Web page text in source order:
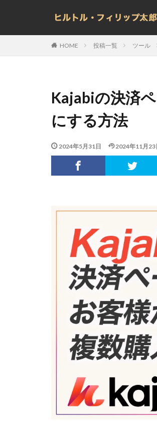
HOME 投稿一覧 ツール
Kajabiの決済
にする方法
2024年5月31日 2024年11月23